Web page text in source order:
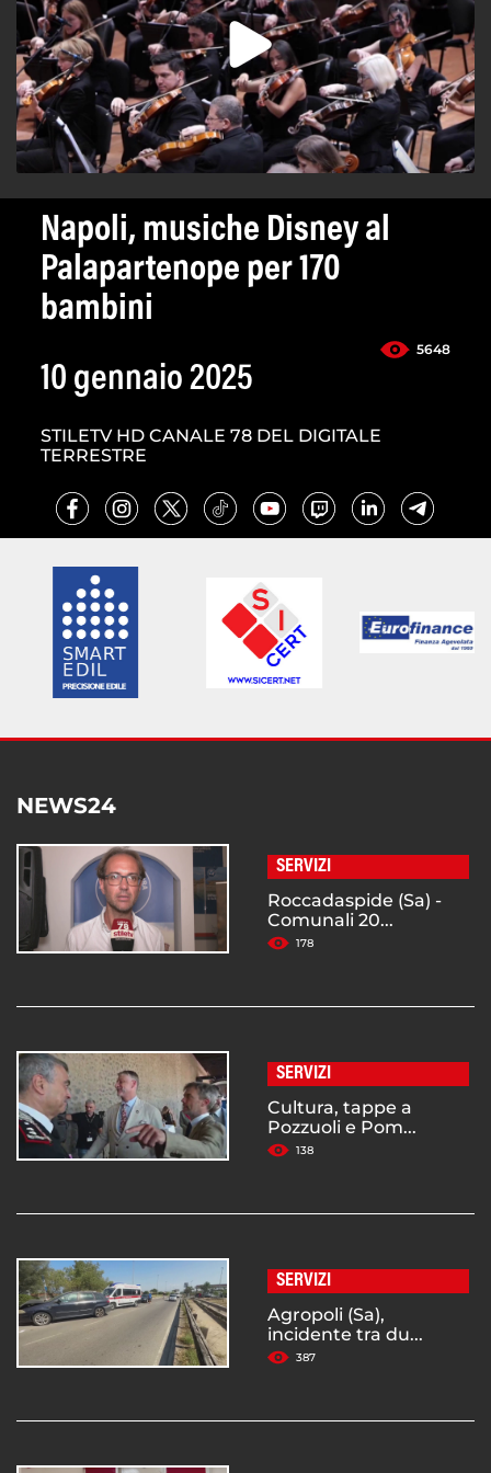
Napoli, musiche Disney al
Palapartenope per 170
bambini
5648
10 gennaio 2025
STILETV HD CANALE 78 DEL DIGITALE
TERRESTRE
NEWS24
SERVIZI
Roccadaspide (Sa) -
Comunali 20...
178
SERVIZI
Cultura, tappe a
Pozzuoli e Pom...
138
SERVIZI
Agropoli (Sa),
incidente tra du...
387